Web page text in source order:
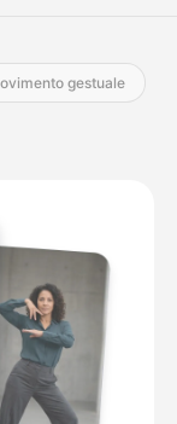
gestuale